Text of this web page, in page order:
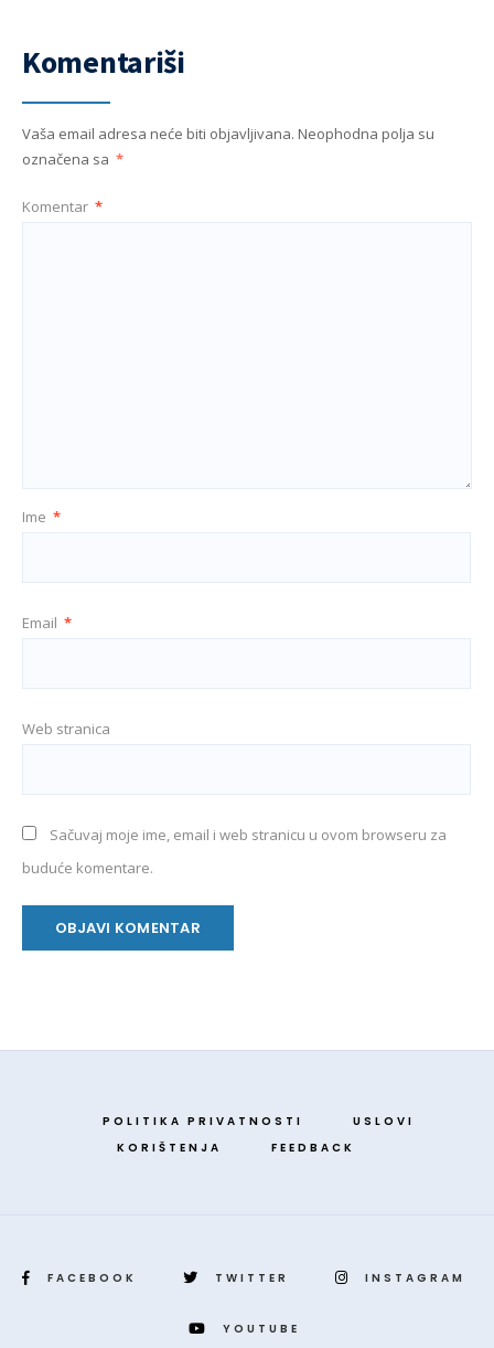
Komentariši
Vaša email adresa neće biti objavljivana. Neophodna polja su
označena sa *
Komentar *
Ime *
Email *
Web stranica
Sačuvaj moje ime, email i web stranicu u ovom browseru za
buduće komentare.
POLITIKA PRIVATNOSTI
USLOVI
KORIŠTENJA
FEEDBACK
FACEBOOK TWITTER INSTAGRAM
YOUTUBE